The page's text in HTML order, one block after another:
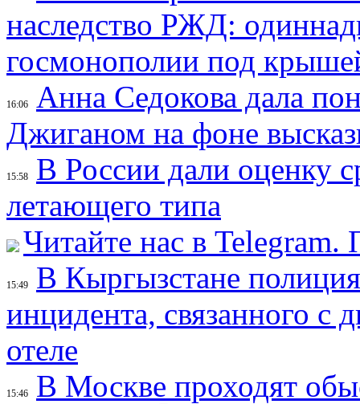
наследство РЖД:
госмонополии под
16:06
Анна Седокова дала
Джиганом на фоне
15:58
В России дали оценку
летающего типа
Читайте нас в
15:49
В Кыргызстане
инцидента, связанного
отеле
15:46
В Москве проходят